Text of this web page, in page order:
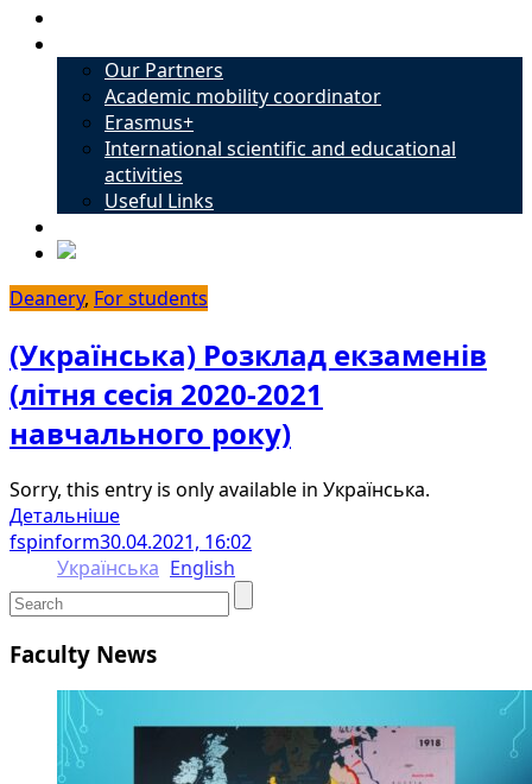
Our Partners
Academic mobility coordinator
Erasmus+
International scientific and educational
activities
Useful Links
Deanery, For students
(Українська) Розклад екзаменів
(літня сесія 2020-2021
навчального року)
Sorry, this entry is only available in Українська.
Детальніше
fspinform30.04.2021, 16:02
Українська English
Faculty News